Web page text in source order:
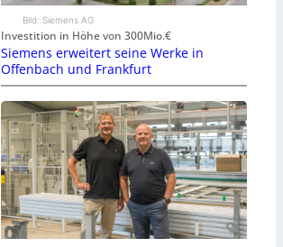
Bild: Siemens AG
Investition in Höhe von 300Mio.€
Siemens erweitert seine Werke in
Offenbach und Frankfurt